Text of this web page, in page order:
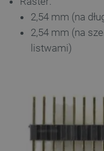
2,54 mm (na
2,54 mm (na
listwami)